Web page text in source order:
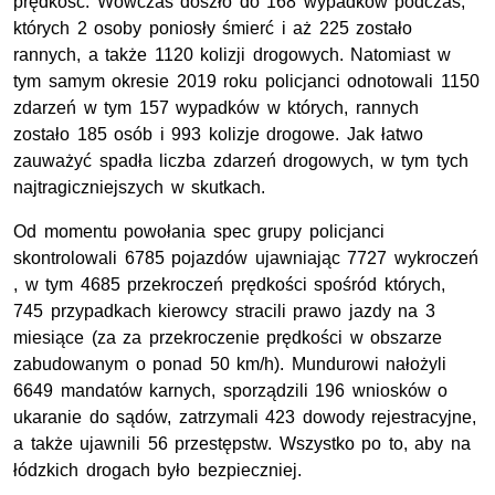
których 2 osoby poniosły śmierć i aż 225 zostało
rannych, a także 1120 kolizji drogowych. Natomiast w
tym samym okresie 2019 roku policjanci odnotowali 1150
zdarzeń w tym 157 wypadków w których, rannych
zostało 185 osób i 993 kolizje drogowe. Jak łatwo
zauważyć spadła liczba zdarzeń drogowych, w tym tych
najtragiczniejszych w skutkach.
Od momentu powołania spec grupy policjanci
skontrolowali 6785 pojazdów ujawniając 7727 wykroczeń
, w tym 4685 przekroczeń prędkości spośród których,
745 przypadkach kierowcy stracili prawo jazdy na 3
miesiące (za za przekroczenie prędkości w obszarze
zabudowanym o ponad 50 km/h). Mundurowi nałożyli
6649 mandatów karnych, sporządzili 196 wniosków o
ukaranie do sądów, zatrzymali 423 dowody rejestracyjne,
a także ujawnili 56 przestępstw. Wszystko po to, aby na
łódzkich drogach było bezpieczniej.